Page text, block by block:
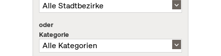
oder
Kategorie